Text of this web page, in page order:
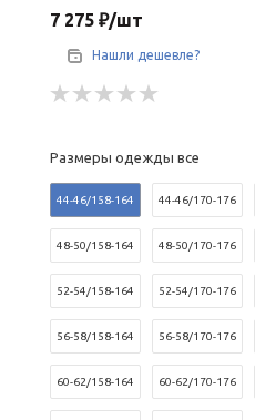
7 275 ₽/шт
Нашли дешевле?
Размеры одежды все
44-46/158-164 44-46/170-176
48-50/158-164 48-50/170-176
52-54/158-164 52-54/170-176
56-58/158-164 56-58/170-176
60-62/158-164 60-62/170-176